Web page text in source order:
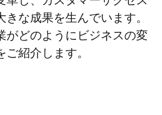
な成果を生んでいます。
がどのようにビジネスの変
紹介します。